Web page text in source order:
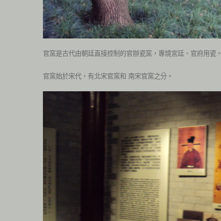
官窯是古代由朝廷直接控制的官辦瓷窯，專燒宮廷、官府用瓷
官窯始於宋代，有北宋官窯和 南宋官窯之分。